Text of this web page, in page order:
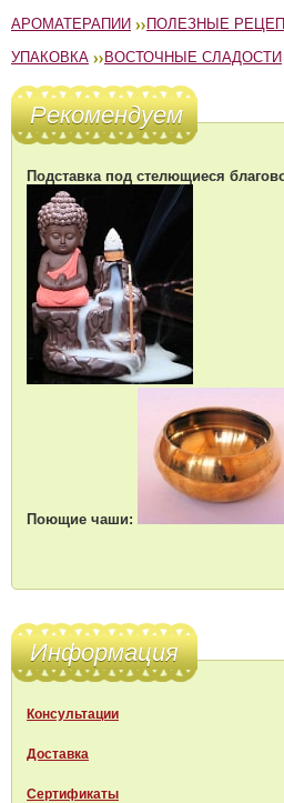
АРОМАТЕРАПИИ
ПОЛЕЗНЫЕ
УПАКОВКА
ВОСТОЧНЫЕ СЛАДОСТИ
Рекомендуем
Подставка под стелющиеся
Поющие чаши:
Информация
Консультации
Доставка
Сертификаты